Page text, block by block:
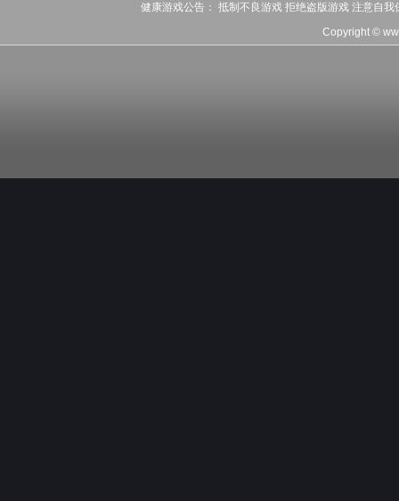
健康游戏公告： 抵制不良游戏 拒绝盗版游戏 注意自
Copyright ©